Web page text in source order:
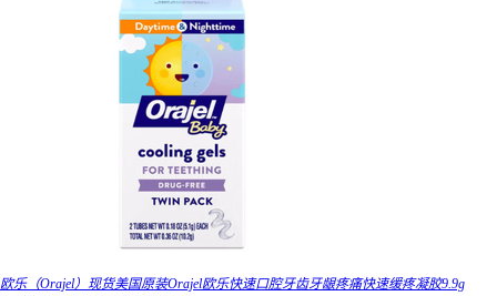
欧乐（Orajel）现货美国原装Orajel欧乐快速口腔牙齿牙龈疼痛快速缓疼凝胶9.9g